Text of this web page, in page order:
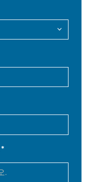
IT
SK